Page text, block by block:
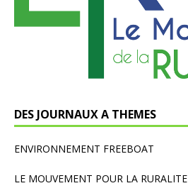
DES JOURNAUX A THEMES
ENVIRONNEMENT FREEBOAT
LE MOUVEMENT POUR LA RURALITE